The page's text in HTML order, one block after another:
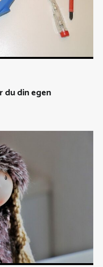
du din egen